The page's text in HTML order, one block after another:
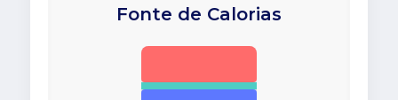
Fonte de Calorias